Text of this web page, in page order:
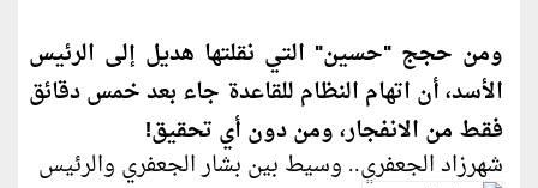
ومن حجج "حسين" التي نقلتها هديل إلى الرئيس
الأسد، أن اتهام النظام للقاعدة جاء بعد خمس دقائق
فقط من الانفجار، ومن دون أي تحقيق!
شهرزاد الجعفري.. وسيط بين بشار الجعفري والرئيس